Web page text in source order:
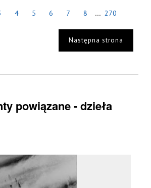
4 5 6 7 8 ... 270
Następna strona
powiązane - dzieła